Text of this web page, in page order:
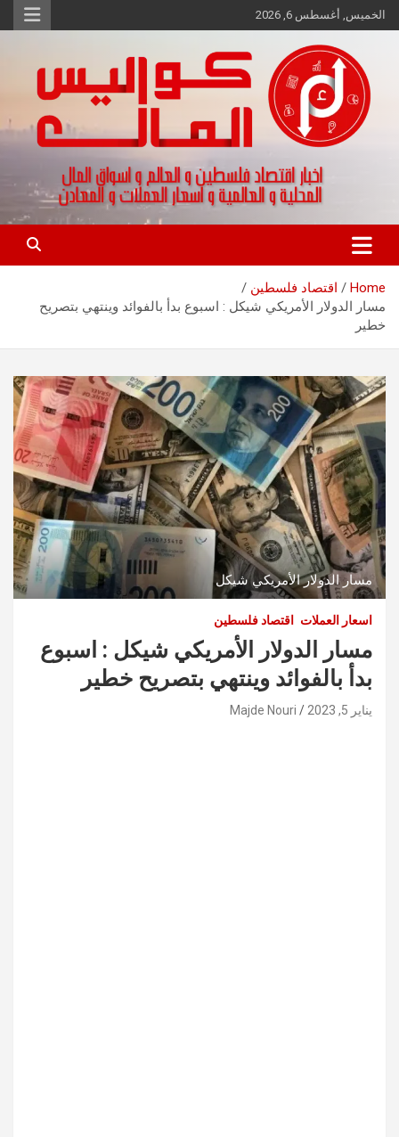
Skip
to
الخميس, أغسطس 6, 2026
كواليس المال
اخبار اقتصاد فلسطين و العالم و تقارير اسواق المال و العملات
Home
اقتصاد فلسطين
مسار الدولار الأمريكي شيكل : اسبوع بدأ بالفوائد وينتهي بتصريح
خطير
مسار الدولار الأمريكي شيكل
اسعار العملات اقتصاد فلسطين
مسار الدولار الأمريكي شيكل : اسبوع
بدأ بالفوائد وينتهي بتصريح خطير
يناير 5, 2023 Majde Nouri